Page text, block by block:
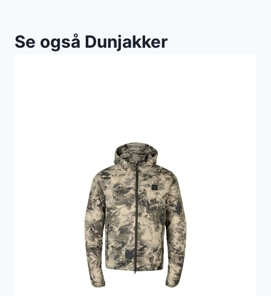
Se også Dunjakker